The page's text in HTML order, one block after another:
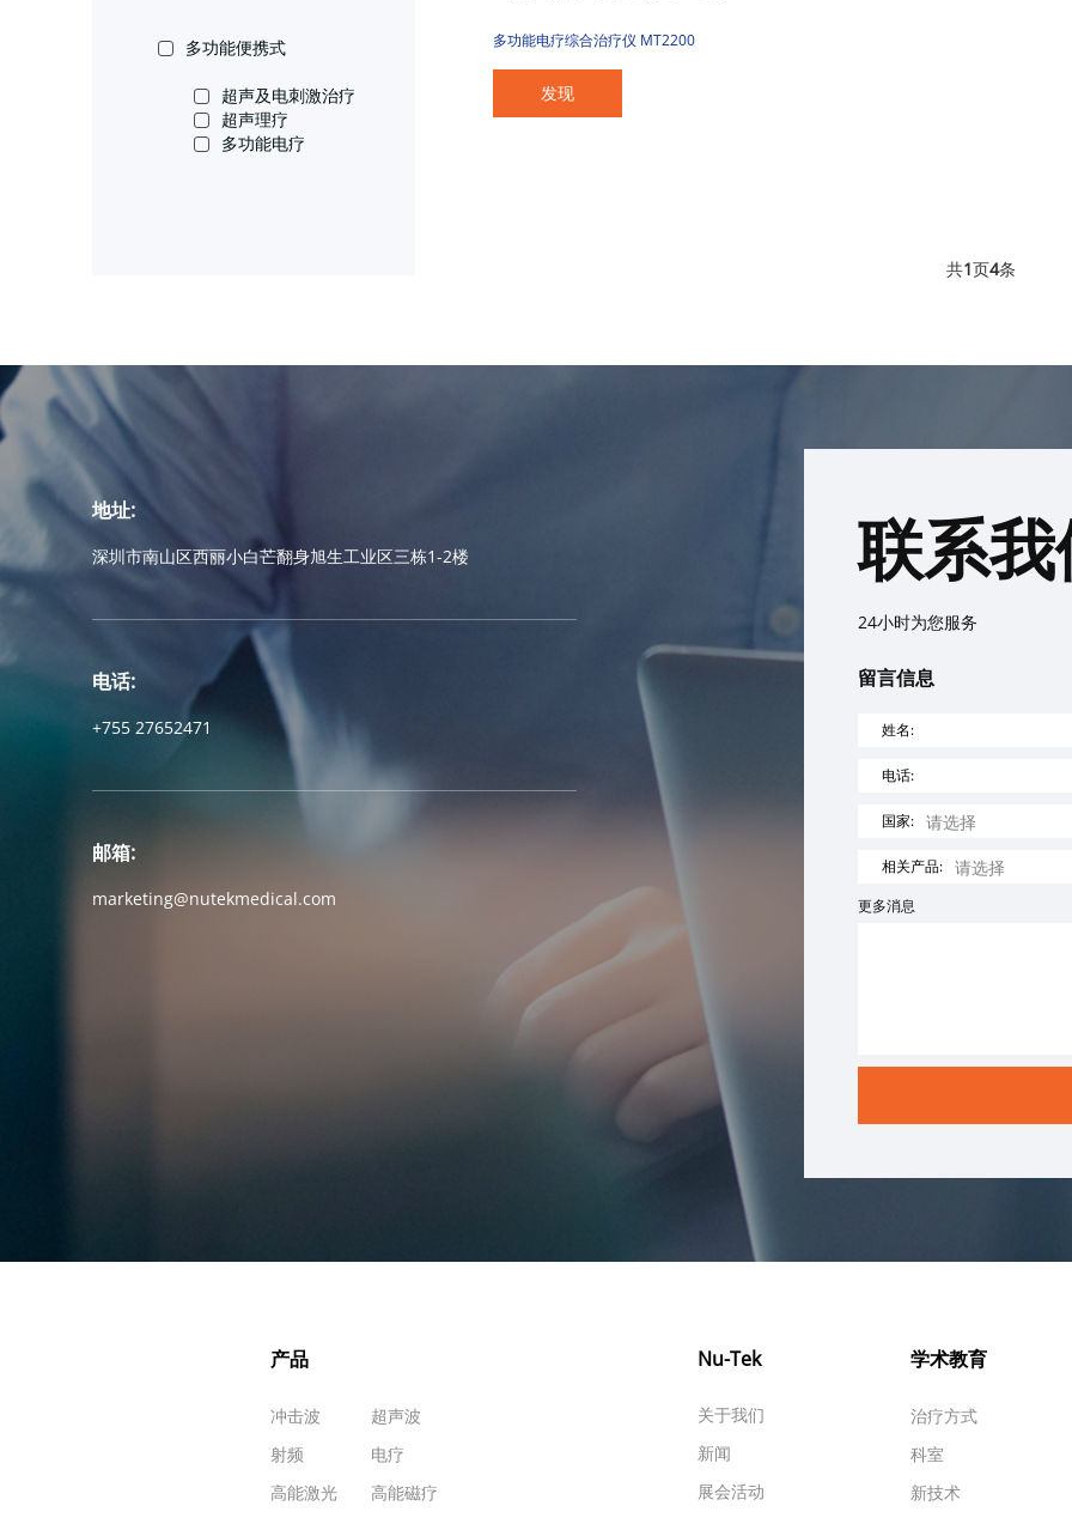
多功能便携式
超声及电刺激治疗
超声理疗
多功能电疗
出。它通过皮肤电极，将特定的
低频或中频电流作用于人体，用
以缓解疼痛，缓解肌肉痉挛，治
多功能电疗综合治疗仪 MT2200
发现
共1页4条
地址:
深圳市南山区西丽小白芒翻身旭生工业区三栋1-2楼
电话:
+755 27652471
邮箱:
marketing@nutekmedical.com
联系我
24小时为您服务
留言信息
姓名:
电话:
国家:
相关产品:
更多消息
产品
冲击波
射频
高能激光
超声波
电疗
高能磁疗
Nu-Tek
关于我们
新闻
展会活动
学术教育
治疗方式
科室
新技术